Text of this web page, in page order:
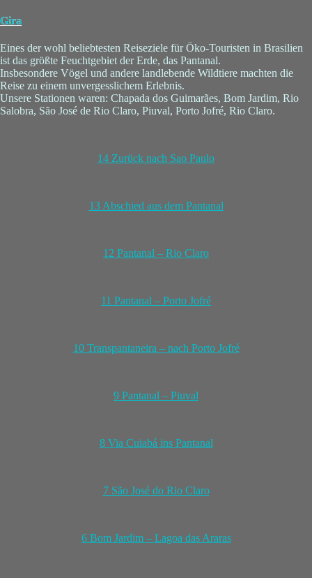
Gira
Eines der wohl beliebtesten Reiseziele für Öko-Touristen in Brasilien
ist das größte Feuchtgebiet der Erde, das Pantanal.
Insbesondere Vögel und andere landlebende Wildtiere machten die
Reise zu einem unvergesslichem Erlebnis.
Unsere Stationen waren: Chapada dos Guimarães, Bom Jardim, Rio
Salobra, São José de Rio Claro, Piuval, Porto Jofré, Rio Claro.
14 Zurück nach Sao Paulo
13 Abschied aus dem Pantanal
12 Pantanal – Rio Claro
11 Pantanal – Porto Jofré
10 Transpantaneira – nach Porto Jofré
9 Pantanal – Piuval
8 Via Cuiabá ins Pantanal
7 São José do Rio Claro
6 Bom Jardim – Lagoa das Araras